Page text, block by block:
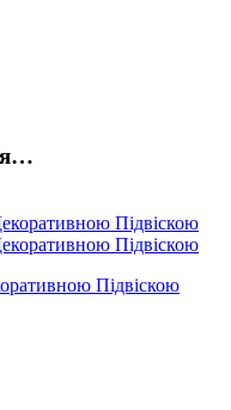
Підвіскою